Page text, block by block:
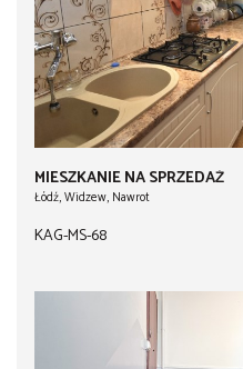
MIESZKANIE NA SPRZEDAŻ
Łódź, Widzew, Nawrot
KAG-MS-68